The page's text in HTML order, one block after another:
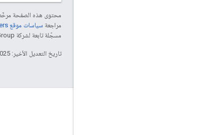
محتوى هذه الصفحة
مراجعة سياسات موقع Google Developers الإلكتروني
مسجّلة تابعة لشركة Thread Group ويتم استخدامها بموجب ترخيص.
تاريخ التعديل الأخير: 2025-07-24 (حسب التوقيت العالمي المتفَّق عليه)